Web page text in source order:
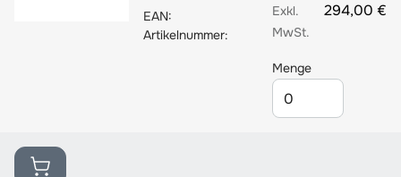
EAN:
Artikelnummer:
294,00 €
Menge